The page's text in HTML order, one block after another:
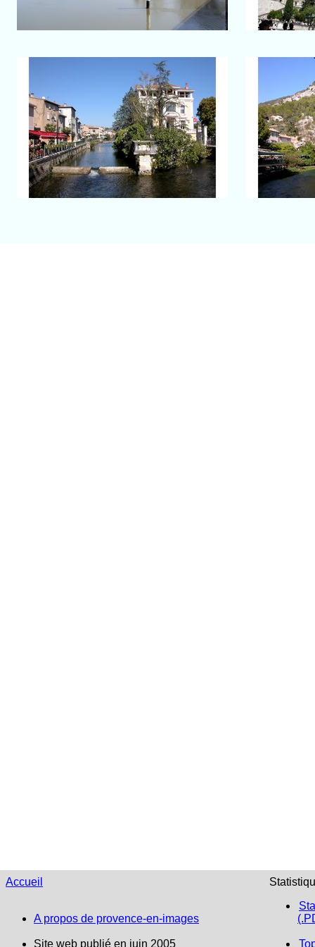
Salon-de-Provence
L'Isle-sur-la-Sorgue
La Sorgue
Accueil
A propos de provence-en-images
Site web publié en juin 2005